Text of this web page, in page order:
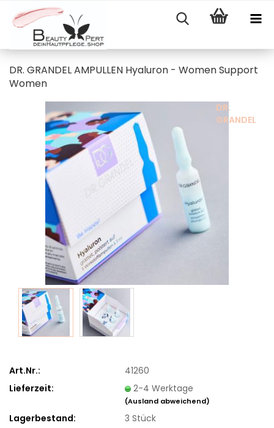
DR. GRANDEL AMPULLEN Hyaluron - Women Support
Women
DR.
GRANDEL
Art.Nr.:
41260
Lieferzeit:
2-4 Werktage
(Ausland abweichend)
Lagerbestand: 3Stück